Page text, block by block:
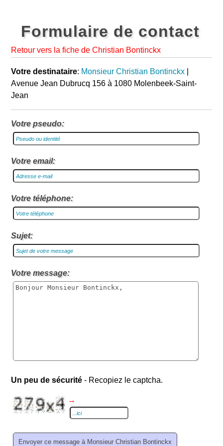
Formulaire de contact
Retour vers la fiche de Christian Bontinckx
Votre destinataire: Monsieur Christian Bontinckx
Avenue Jean Dubrucq 156 à 1080 Molenbeek-Saint-
Jean
Votre pseudo:
Votre email:
Votre téléphone:
Sujet:
Votre message:
Un peu de sécurité - Recopiez le captcha.
→